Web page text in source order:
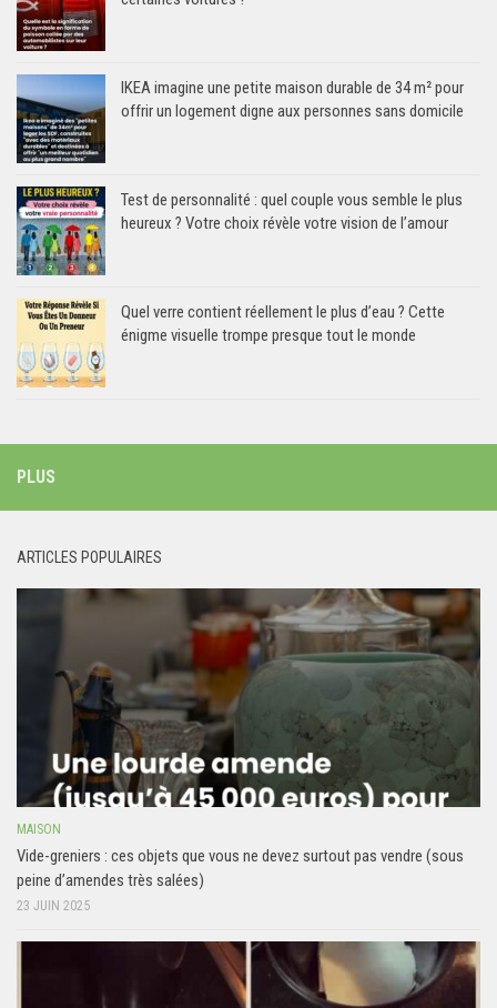
IKEA imagine une petite maison durable de 34 m² pour
offrir un logement digne aux personnes sans domicile
Test de personnalité : quel couple vous semble le plus
heureux ? Votre choix révèle votre vision de l’amour
Quel verre contient réellement le plus d’eau ? Cette
énigme visuelle trompe presque tout le monde
PLUS
ARTICLES POPULAIRES
MAISON
Vide-greniers : ces objets que vous ne devez surtout pas vendre (sous
peine d’amendes très salées)
23 JUIN 2025